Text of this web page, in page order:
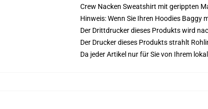
Crew Nacken Sweatshirt mit gerippten
Hinweis: Wenn Sie Ihren Hoodies Baggy
Der Drittdrucker dieses Produkts wird
Der Drucker dieses Produkts strahlt
Da jeder Artikel nur für Sie von Ihrem